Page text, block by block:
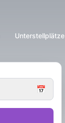
Unterstellplätze
📅